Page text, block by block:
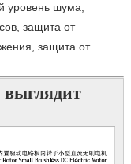
уровень шума,
защита от
защита от